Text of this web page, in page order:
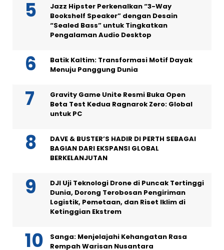
Jazz Hipster Perkenalkan “3-Way
Bookshelf Speaker” dengan Desain
“Sealed Bass” untuk Tingkatkan
Pengalaman Audio Desktop
Batik Kaltim: Transformasi Motif Dayak
Menuju Panggung Dunia
Gravity Game Unite Resmi Buka Open
Beta Test Kedua Ragnarok Zero: Global
untuk PC
DAVE & BUSTER’S HADIR DI PERTH SEBAGAI
BAGIAN DARI EKSPANSI GLOBAL
BERKELANJUTAN
DJI Uji Teknologi Drone di Puncak Tertinggi
Dunia, Dorong Terobosan Pengiriman
Logistik, Pemetaan, dan Riset Iklim di
Ketinggian Ekstrem
Sanga: Menjelajahi Kehangatan Rasa
Rempah Warisan Nusantara